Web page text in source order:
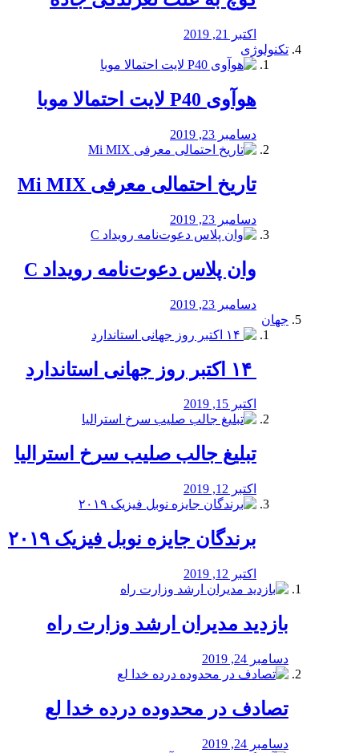
اکتبر 21, 2019
تکنولوژی
هوآوی P40 لایت احتمالا موبا
دسامبر 23, 2019
تاریخ احتمالی معرفی Mi MIX
دسامبر 23, 2019
وان پلاس دعوت‌نامه رویداد C
دسامبر 23, 2019
جهان
اکتبر 15, 2019
تبلیغ جالب صلیب سرخ استرالیا
اکتبر 12, 2019
برندگان جایزه نوبل فیزیک ۲۰۱۹
اکتبر 12, 2019
بازدید مدیران ارشد وزارت راه
دسامبر 24, 2019
تصادف در محدوده درده خدا لع
دسامبر 24, 2019